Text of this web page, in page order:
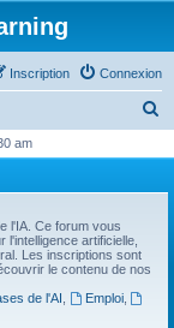
Connexion
Inscription
h
am
l'IA. Ce forum vous
artificielle,
Les inscriptions sont
le contenu de nos
de l'AI Emploi,